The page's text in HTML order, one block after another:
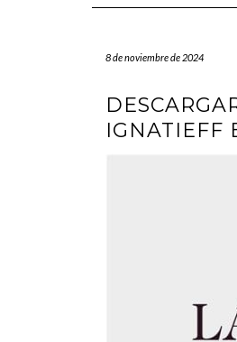
8 de noviembre de 2024
IGNATIEFF